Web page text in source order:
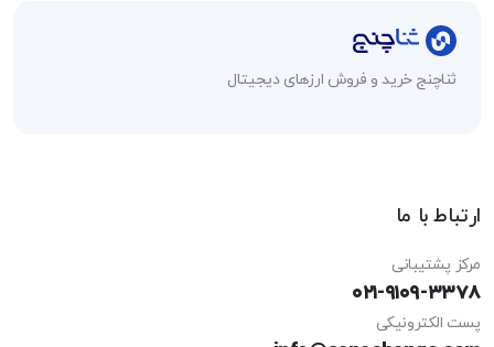
ثناچنج خرید و فروش ارزهای دیجیتال
ارتباط با ما
مرکز پشتیبانی
۰۲۱-۹۱۰۹-۳۳۷۸
پست الکترونیکی